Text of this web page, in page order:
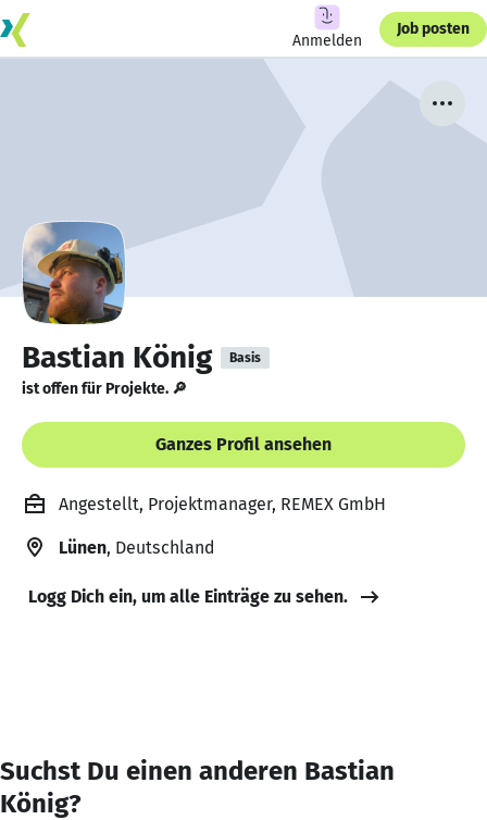
Anmelden
Job posten
Bastian König Basis
ist offen für Projekte. 🔎
Ganzes Profil ansehen
Angestellt, Projektmanager, REMEX GmbH
Lünen, Deutschland
Logg Dich ein, um alle Einträge zu sehen.
Suchst Du einen anderen Bastian
König?